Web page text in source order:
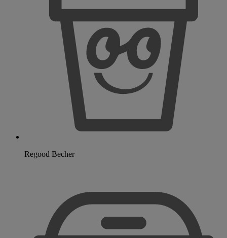
Regood Becher